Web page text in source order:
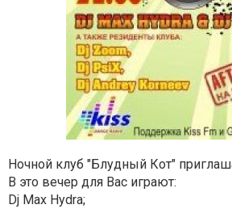
Ночной клуб "Блудный Кот"
В это вечер для Вас играют:
Dj Max Hydra;